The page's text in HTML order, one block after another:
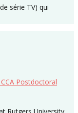
série TV) qui
Postdoctoral